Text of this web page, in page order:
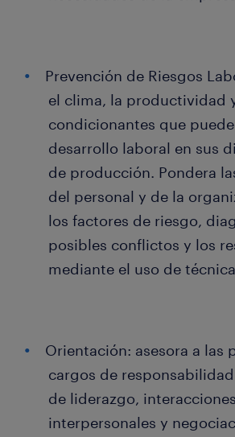
Prevención de Riesgos
el clima, la productividad
condicionantes que
desarrollo laboral en sus
de producción. Pondera
del personal y de la
los factores de riesgo,
posibles conflictos y los
mediante el uso de
Orientación: asesora a las
cargos de
de liderazgo, interacciones
interpersonales y